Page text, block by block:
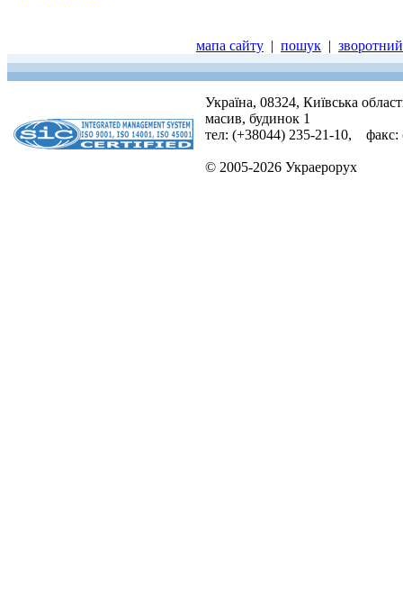
мапа сайту | пошук |
Україна, 08324, Київська
масив, будинок 1
тел: (+38044) 235-21-10, факс:
© 2005-2026 Украерорух